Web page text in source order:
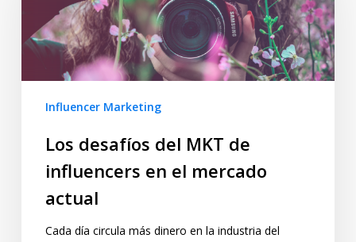
Influencer Marketing
Los desafíos del MKT de
influencers en el mercado
actual
Cada día circula más dinero en la industria del